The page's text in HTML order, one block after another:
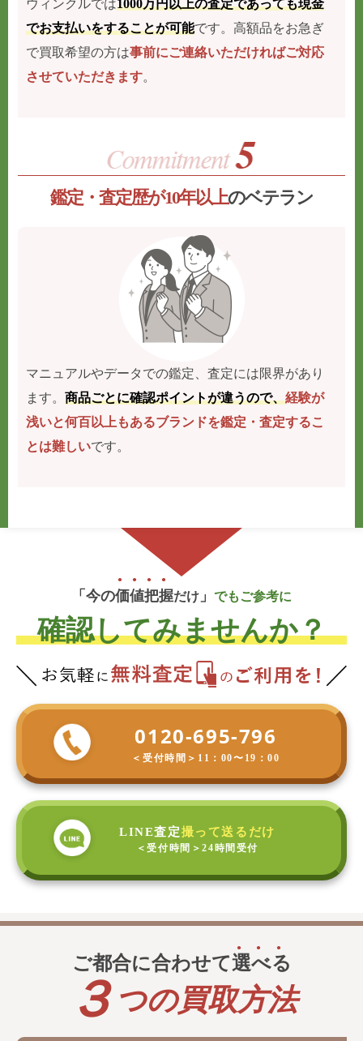
ウィンクルでは1000万円以上の査定であっても現金
でお支払いをすることが可能です。高額品をお急ぎ
で買取希望の方は事前にご連絡いただければご対応
させていただきます。
鑑定・査定歴が10年以上のベテラン
マニュアルやデータでの鑑定、査定には限界があり
ます。商品ごとに確認ポイントが違うので、経験が
浅いと何百以上もあるブランドを鑑定・査定するこ
とは難しいです。
「今の価値把握だけ 」 でもご参考に
確認してみませんか？
0120-695-796
＜受付時間＞ 11：00〜19：00
LINE査定撮って送るだけ
＜受付時間＞24時間受付
ご都合に合わせて選べる
３ つの買取方法